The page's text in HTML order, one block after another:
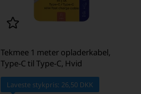
Tekmee 1 meter opladerkabel,
Type-C til Type-C, Hvid
Laveste stykpris: 26,50 DKK